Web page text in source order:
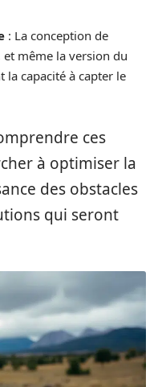
: La conception de
et même la version du
capacité à capter le
ces
à optimiser la
des obstacles
qui seront